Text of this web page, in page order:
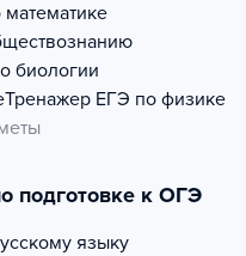
биологии
Тренажер ЕГЭ по физике
подготовке к ОГЭ
языку